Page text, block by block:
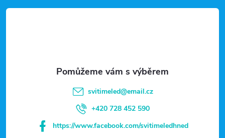
á
svitimeled@email.cz
+420 728 452 590
https://www.facebook.com/svitimeledhned